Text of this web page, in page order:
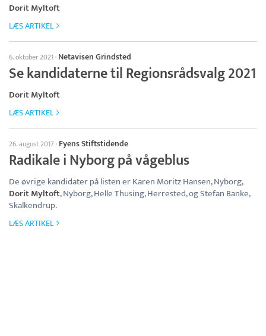
Dorit Myltoft
LÆS ARTIKEL
6. oktober 2021· Netavisen Grindsted
Se kandidaterne til Regionsrådsvalg 2021
Dorit Myltoft
LÆS ARTIKEL
26. august 2017· Fyens Stiftstidende
Radikale i Nyborg på vågeblus
De øvrige kandidater på listen er Karen Moritz Hansen, Nyborg,
Dorit Myltoft, Nyborg, Helle Thusing, Herrested, og Stefan Banke,
Skalkendrup.
LÆS ARTIKEL